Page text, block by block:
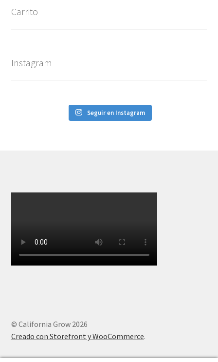
Carrito
Instagram
Seguir en Instagram
© California Grow 2026
Creado con Storefront y WooCommerce.